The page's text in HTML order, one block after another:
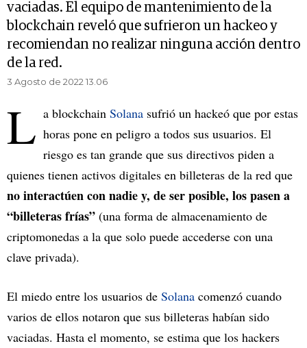
vaciadas. El equipo de mantenimiento de la
blockchain reveló que sufrieron un hackeo y
recomiendan no realizar ninguna acción dentro
de la red.
3 Agosto de 2022 13.06
L a blockchain Solana sufrió un hackeó que por estas
horas pone en peligro a todos sus usuarios. El
riesgo es tan grande que sus directivos piden a
quienes tienen activos digitales en billeteras de la red que
no interactúen con nadie y, de ser posible, los pasen a
“billeteras frías” (una forma de almacenamiento de
criptomonedas a la que solo puede accederse con una
clave privada).
El miedo entre los usuarios de Solana comenzó cuando
varios de ellos notaron que sus billeteras habían sido
vaciadas. Hasta el momento, se estima que los hackers